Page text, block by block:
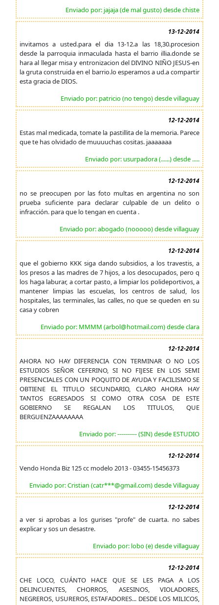
Enviado por: jajaja (de mal gusto) desde chiste
13-12-2014
invitamos a usted.para el dia 13-12.a las 18,30.procesion
desde la parroquia inmaculada hasta el barrio illia.donde se
hara al llegar misa y entronizacion del DIVINO NIÑO JESUS-en
la gruta construida en el barrio.lo esperamos a ud.a compartir
esta gracia de DIOS.
Enviado por: patricio (no tengo) desde villaguay
12-12-2014
Estas mal medicada, tomate la pastillita de la memoria. Parece
que te has olvidado de muuuuchas cositas. jaaaaaaa
Enviado por: usurpadora (......) desde .....
12-12-2014
no se preocupen por las foto multas en argentina no son
prueba suficiente para declarar culpable de un delito o
infracción. para que lo tengan en cuenta .
Enviado por: abogado (nooooo) desde villaguay
12-12-2014
que el gobierno KKK siga dando subsidios, a los travestis, a
los presos a las madres de 7 hijos, a los desocupados, pero q
los haga laburar, a cortar pasto, a limpiar los polideportivos, a
mantener limpias las escuelas, los centros de salud, los
hospitales, las terminales, las calles, no que se queden en su
casa y cobren
Enviado por: MMMM (arbol@hotmail.com) desde clara
12-12-2014
AHORA NO HAY DIFERENCIA CON TERMINAR O NO LOS
ESTUDIOS SEÑOR CEFERINO, SI NO FIJESE EN LOS SEMI
PRESENCIALES CON UN POQUITO DE AYUDA Y FACILISMO SE
OBTIENE EL TITULO SECUNDARIO, CLARO AHORA HAY
TANTOS EGRESADOS SI COMO OTRA COSA DE ESTE
GOBIERNO SE REGALAN LOS TITULOS, QUE
BERGUENZAAAAAAAA
Enviado por: ---------- (SIN) desde ESTUDIO
12-12-2014
Vendo Honda Biz 125 cc modelo 2013 - 03455-15456373
Enviado por: Cristian (catr***@gmail.com) desde Villaguay
12-12-2014
a ver si aprobas a los gurises "profe" de cuarta. no sabes
explicar y sos un desastre.
Enviado por: lobo (e) desde villaguay
12-12-2014
CHE LOCO, CUÁNTO HACE QUE SE LES PAGA A LOS
DELINCUENTES, CHORROS, ASESINOS, VIOLADORES,
NEGREROS, USUREROS, ESTAFADORES... DESDE LOS MILICOS,